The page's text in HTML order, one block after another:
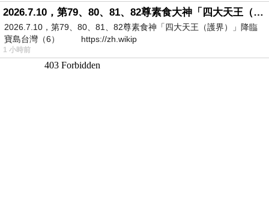
2026.7.10，第79、80、81、82尊素食大神「四大天王（護界）」降臨寶島台灣（6）
2026.7.10，第79、80、81、82尊素食神「四大天王（護界）」降臨
寶島台灣（6） https://zh.wikip
1 小時前